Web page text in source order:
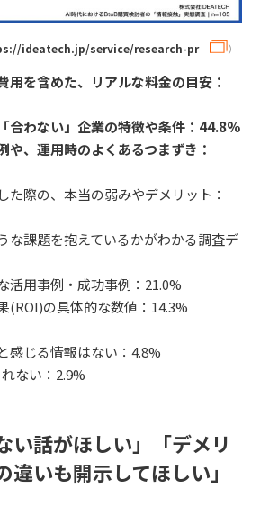
ideatech.jp/service/research-pr ）
用を含めた、リアルな料金の目安：
合わない」企業の特徴や条件：44.8%
や、運用時のよくあるつまずき：
た際の、本当の弱みやデメリット：
な課題を抱えているかがわかる調査デ
活用事例・成功事例：21.0%
(ROI)の具体的な数値：14.3%
感じる情報はない：4.8%
ない：2.9%
い話がほしい」「デメリ
違いも開示してほしい」